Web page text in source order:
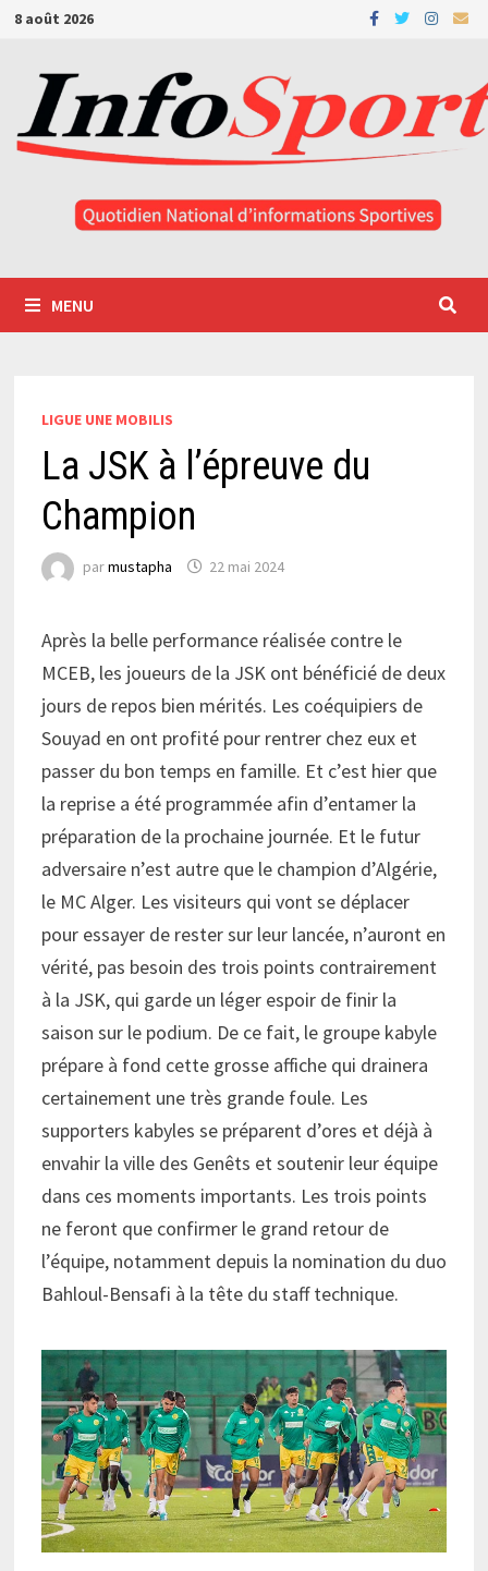
Passer
contenu
8 août 2026
MENU
LIGUE UNE MOBILIS
La JSK à l’épreuve du
Champion
parmustapha 22 mai 2024
Après la belle performance réalisée contre le
MCEB, les joueurs de la JSK ont bénéficié de deux
jours de repos bien mérités. Les coéquipiers de
Souyad en ont profité pour rentrer chez eux et
passer du bon temps en famille. Et c’est hier que
la reprise a été programmée afin d’entamer la
préparation de la prochaine journée. Et le futur
adversaire n’est autre que le champion d’Algérie,
le MC Alger. Les visiteurs qui vont se déplacer
pour essayer de rester sur leur lancée, n’auront en
vérité, pas besoin des trois points contrairement
à la JSK, qui garde un léger espoir de finir la
saison sur le podium. De ce fait, le groupe kabyle
prépare à fond cette grosse affiche qui drainera
certainement une très grande foule. Les
supporters kabyles se préparent d’ores et déjà à
envahir la ville des Genêts et soutenir leur équipe
dans ces moments importants. Les trois points
ne feront que confirmer le grand retour de
l’équipe, notamment depuis la nomination du duo
Bahloul-Bensafi à la tête du staff technique.